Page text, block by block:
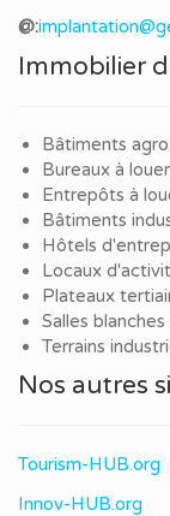
@:
Immobilier
Bâtiments
Bureaux à
Entrepôts à
Bâtiments
Hôtels
Locaux
Plateaux
Salles
Terrains
Nos autres
Tourism-HUB.org
Innov-HUB.org